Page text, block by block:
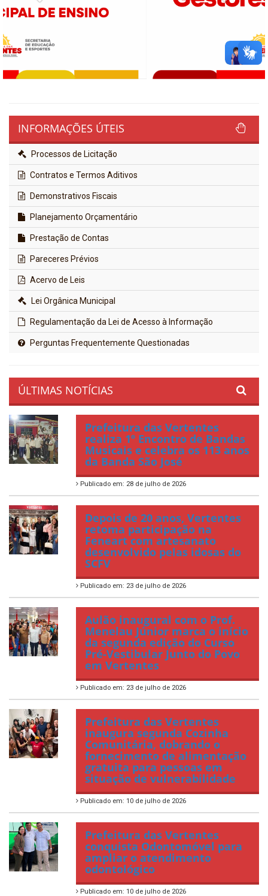
INFORMAÇÕES ÚTEIS
Processos de Licitação
Contratos e Termos Aditivos
Demonstrativos Fiscais
Planejamento Orçamentário
Prestação de Contas
Pareceres Prévios
Acervo de Leis
Lei Orgânica Municipal
Regulamentação da Lei de Acesso à Informação
Perguntas Frequentemente Questionadas
ÚLTIMAS NOTÍCIAS
Prefeitura das Vertentes
realiza 1º Encontro de Bandas
Musicais e celebra os 113 anos
da Banda São José
Publicado em: 28 de julho de 2026
Depois de 20 anos, Vertentes
retoma participação na
Feneart com artesanato
desenvolvido pelas idosas do
SCFV
Publicado em: 23 de julho de 2026
Aulão inaugural com o Prof.
Menelau Júnior marca o início
da segunda edição do Curso
Pré-Vestibular Junto do Povo
em Vertentes
Publicado em: 23 de julho de 2026
Prefeitura das Vertentes
inaugura segunda Cozinha
Comunitária, dobrando o
fornecimento de alimentação
gratuita para pessoas em
situação de vulnerabilidade
Publicado em: 10 de julho de 2026
Prefeitura das Vertentes
conquista Odontomóvel para
ampliar o atendimento
odontológico
Publicado em: 10 de julho de 2026